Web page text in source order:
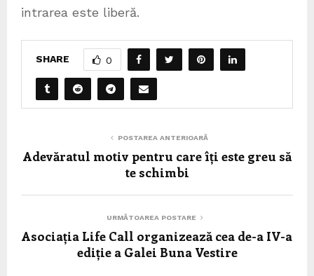
intrarea este liberă.
SHARE 0
POSTAREA ANTERIOARĂ
Adevăratul motiv pentru care îți este greu să
te schimbi
URMĂTOAREA POSTARE
Asociația Life Call organizează cea de-a IV-a
ediție a Galei Buna Vestire